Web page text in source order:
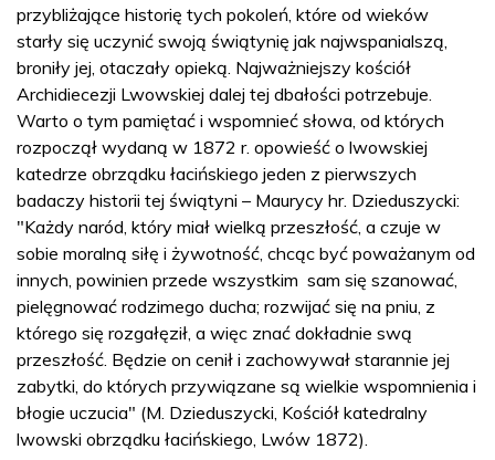
przybliżające historię tych pokoleń, które od wieków
starły się uczynić swoją świątynię jak najwspanialszą,
broniły jej, otaczały opieką. Najważniejszy kościół
Archidiecezji Lwowskiej dalej tej dbałości potrzebuje.
Warto o tym pamiętać i wspomnieć słowa, od których
rozpoczął wydaną w 1872 r. opowieść o lwowskiej
katedrze obrządku łacińskiego jeden z pierwszych
badaczy historii tej świątyni – Maurycy hr. Dzieduszycki:
"Każdy naród, który miał wielką przeszłość, a czuje w
sobie moralną siłę i żywotność, chcąc być poważanym od
innych, powinien przede wszystkim sam się szanować,
pielęgnować rodzimego ducha; rozwijać się na pniu, z
którego się rozgałęził, a więc znać dokładnie swą
przeszłość. Będzie on cenił i zachowywał starannie jej
zabytki, do których przywiązane są wielkie wspomnienia i
błogie uczucia" (M. Dzieduszycki, Kościół katedralny
lwowski obrządku łacińskiego, Lwów 1872).